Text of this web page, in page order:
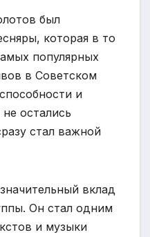
был
которая в то
популярных
в Советском
и
остались
стал важной
вклад
Он стал одним
и музыки